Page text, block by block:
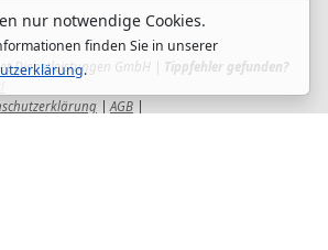
nur notwendige Cookies.
finden Sie in unserer
.
Dienstleistungen GmbH | Tippfehler gefunden?
AGB